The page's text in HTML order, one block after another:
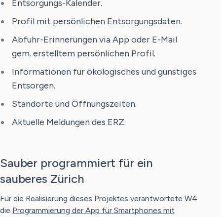
Entsorgungs-Kalender.
Profil mit persönlichen Entsorgungsdaten.
Abfuhr-Erinnerungen via App oder E-Mail
gem. erstelltem persönlichen Profil.
Informationen für ökologisches und günstiges
Entsorgen.
Standorte und Öffnungszeiten.
Aktuelle Meldungen des ERZ.
Sauber programmiert für ein
sauberes Zürich
Für die Realisierung dieses Projektes verantwortete W4
die Programmierung der App für Smartphones mit